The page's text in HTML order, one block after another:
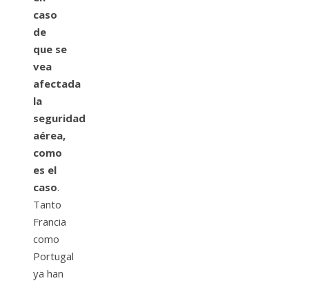
caso
de
que se
vea
afectada
la
seguridad
aérea,
como
es el
caso.
Tanto
Francia
como
Portugal
ya han